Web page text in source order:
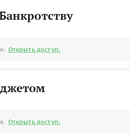
Открыть доступ.
Открыть доступ.